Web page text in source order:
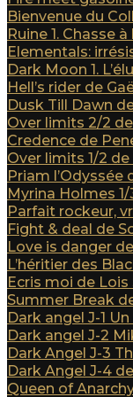
Bienvenue du
Ruine 1. Chasse
Elementals:
Dark Moon 1.
Hell’s rider de
Dusk Till Dawn
Over limits 2/2
Credence de
Over limits 1/2
Priam l’Odyssée
Myrina Holmes 1/
Parfait rockeur,
Fight & deal de
Love is danger
L’héritier des
Ecris moi de
Summer Break
Dark angel J-1
Dark angel J-2
Dark Angel J-3
Dark Angel J-4
Queen of